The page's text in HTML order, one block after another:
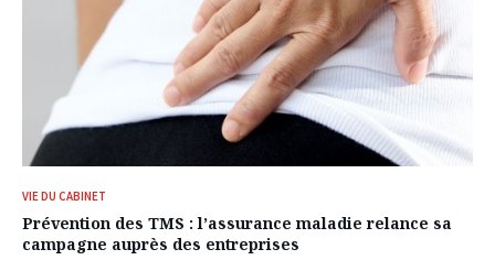
VIE DU CABINET
Prévention des TMS : l’assurance maladie relance sa
campagne auprès des entreprises